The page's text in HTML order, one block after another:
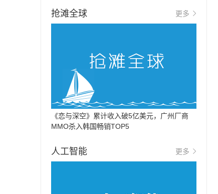
抢滩全球 更多
《恋与深空》累计收入破5亿美元，广州厂商
MMO杀入韩国畅销TOP5
人工智能 更多